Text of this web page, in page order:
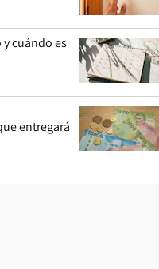
cuándo es
entregará